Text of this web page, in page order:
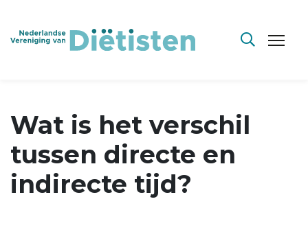
Wat is het verschil
tussen directe en
indirecte tijd?